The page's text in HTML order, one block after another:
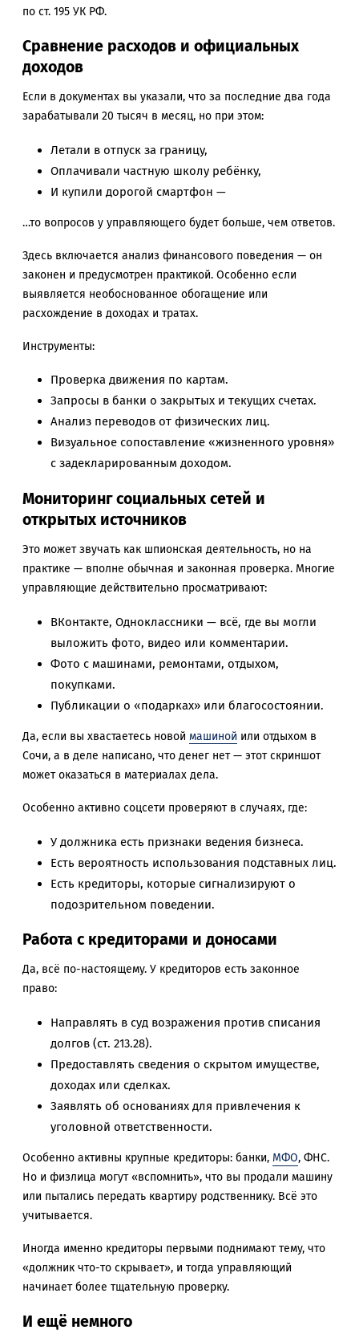
по ст. 195 УК РФ.
Сравнение расходов и официальных
доходов
Если в документах вы указали, что за последние два года
зарабатывали 20 тысяч в месяц, но при этом:
Летали в отпуск за границу,
Оплачивали частную школу ребёнку,
И купили дорогой смартфон —
…то вопросов у управляющего будет больше, чем ответов.
Здесь включается анализ финансового поведения — он
законен и предусмотрен практикой. Особенно если
выявляется необоснованное обогащение или
расхождение в доходах и тратах.
Инструменты:
Проверка движения по картам.
Запросы в банки о закрытых и текущих счетах.
Анализ переводов от физических лиц.
Визуальное сопоставление «жизненного уровня»
с задекларированным доходом.
Мониторинг социальных сетей и
открытых источников
Это может звучать как шпионская деятельность, но на
практике — вполне обычная и законная проверка. Многие
управляющие действительно просматривают:
ВКонтакте, Одноклассники — всё, где вы могли
выложить фото, видео или комментарии.
Фото с машинами, ремонтами, отдыхом,
покупками.
Публикации о «подарках» или благосостоянии.
Да, если вы хвастаетесь новой машиной или отдыхом в
Сочи, а в деле написано, что денег нет — этот скриншот
может оказаться в материалах дела.
Особенно активно соцсети проверяют в случаях, где:
У должника есть признаки ведения бизнеса.
Есть вероятность использования подставных лиц.
Есть кредиторы, которые сигнализируют о
подозрительном поведении.
Работа с кредиторами и доносами
Да, всё по-настоящему. У кредиторов есть законное
право:
Направлять в суд возражения против списания
долгов (ст. 213.28).
Предоставлять сведения о скрытом имуществе,
доходах или сделках.
Заявлять об основаниях для привлечения к
уголовной ответственности.
Особенно активны крупные кредиторы: банки, МФО, ФНС.
Но и физлица могут «вспомнить», что вы продали машину
или пытались передать квартиру родственнику. Всё это
учитывается.
Иногда именно кредиторы первыми поднимают тему, что
«должник что-то скрывает», и тогда управляющий
начинает более тщательную проверку.
И ещё немного